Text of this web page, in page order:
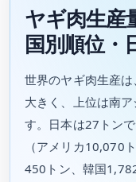
ヤギ肉生産
国別順位・
世界のヤギ肉生産
大きく、上位は南
す。日本は27トン
（アメリカ10,070
450トン、韓国